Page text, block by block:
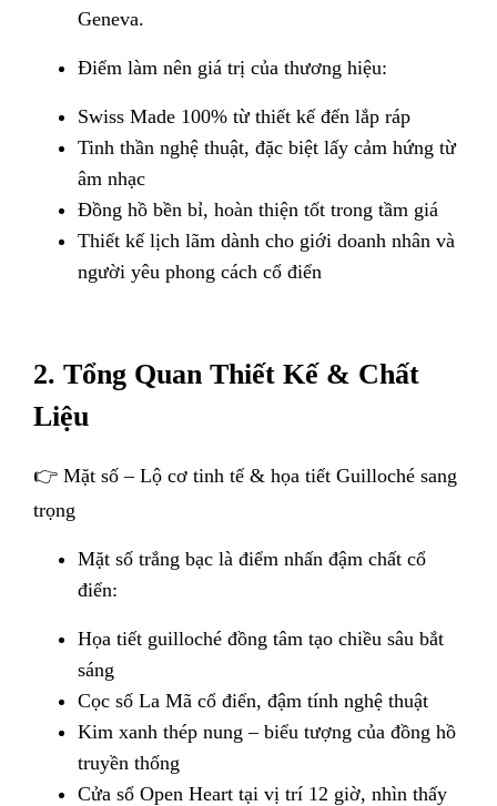
Geneva.
Điểm làm nên giá trị của thương hiệu:
Swiss Made 100% từ thiết kế đến lắp ráp
Tinh thần nghệ thuật, đặc biệt lấy cảm hứng từ
âm nhạc
Đồng hồ bền bỉ, hoàn thiện tốt trong tầm giá
Thiết kế lịch lãm dành cho giới doanh nhân và
người yêu phong cách cổ điển
2. Tổng Quan Thiết Kế & Chất
Liệu
👉 Mặt số – Lộ cơ tinh tế & họa tiết Guilloché sang
trọng
Mặt số trắng bạc là điểm nhấn đậm chất cổ
điển:
Họa tiết guilloché đồng tâm tạo chiều sâu bắt
sáng
Cọc số La Mã cổ điển, đậm tính nghệ thuật
Kim xanh thép nung – biểu tượng của đồng hồ
truyền thống
Cửa sổ Open Heart tại vị trí 12 giờ, nhìn thấy